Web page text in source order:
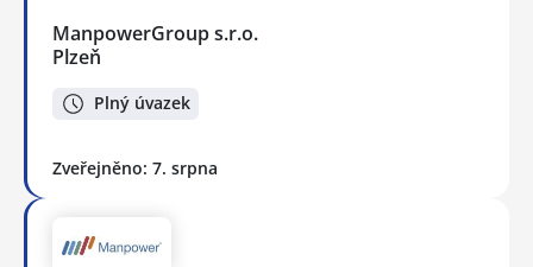
ManpowerGroup s.r.o.
Plzeň
Plný úvazek
Zveřejněno: 7. srpna